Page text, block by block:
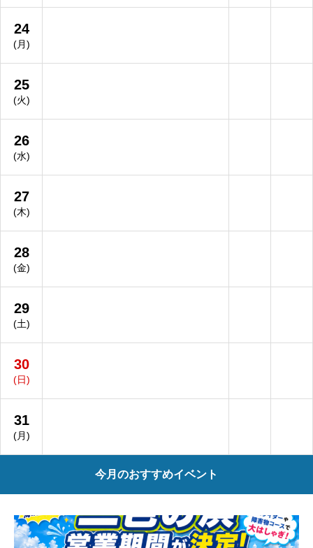
24
(月)
25
(火)
26
(水)
27
(木)
28
(金)
29
(土)
30
(日)
31
(月)
今月のおすすめイベント